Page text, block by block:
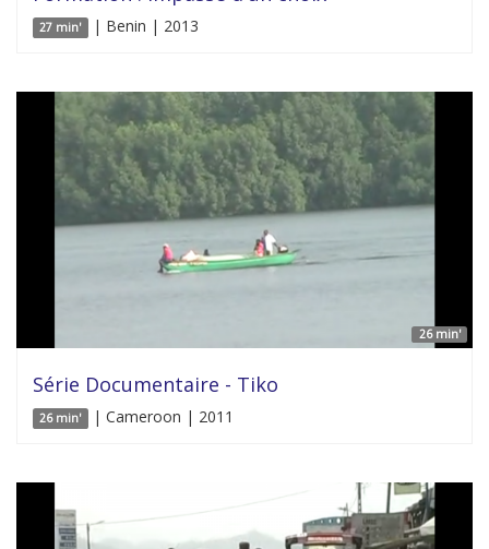
27 min' | Benin | 2013
26 min'
Série Documentaire - Tiko
26 min' | Cameroon | 2011